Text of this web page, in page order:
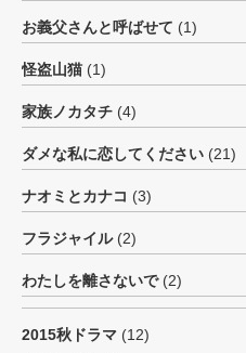
お義父さんと呼ばせて (1)
怪盗山猫 (1)
家族ノカタチ (4)
ダメな私に恋してください (21)
ナオミとカナコ (3)
フラジャイル(2)
わたしを離さないで(2)
2015秋ドラマ (12)